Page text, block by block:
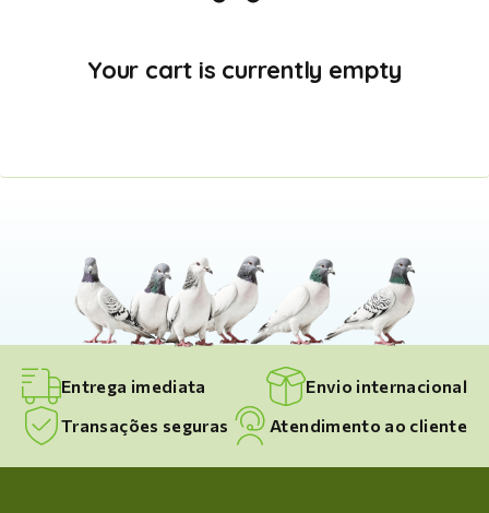
Your cart is currently empty
Entrega imediata
Envio internacional
Transações seguras
Atendimento ao cliente